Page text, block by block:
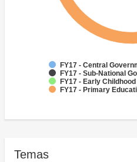
FY17 - Central
FY17 - Sub-National
FY17 - Early
FY17 - Primary
Temas